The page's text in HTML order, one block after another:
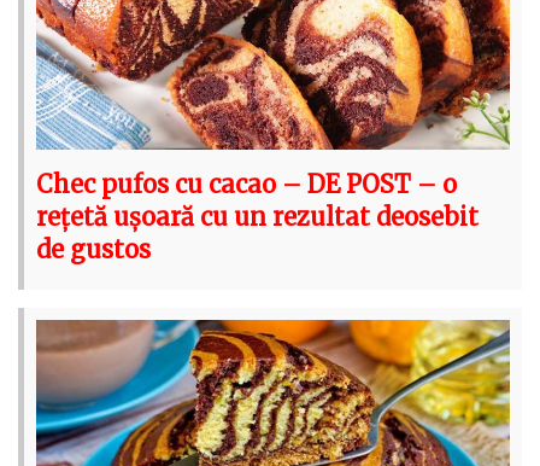
Chec pufos cu cacao – DE POST – o
rețetă ușoară cu un rezultat deosebit
de gustos